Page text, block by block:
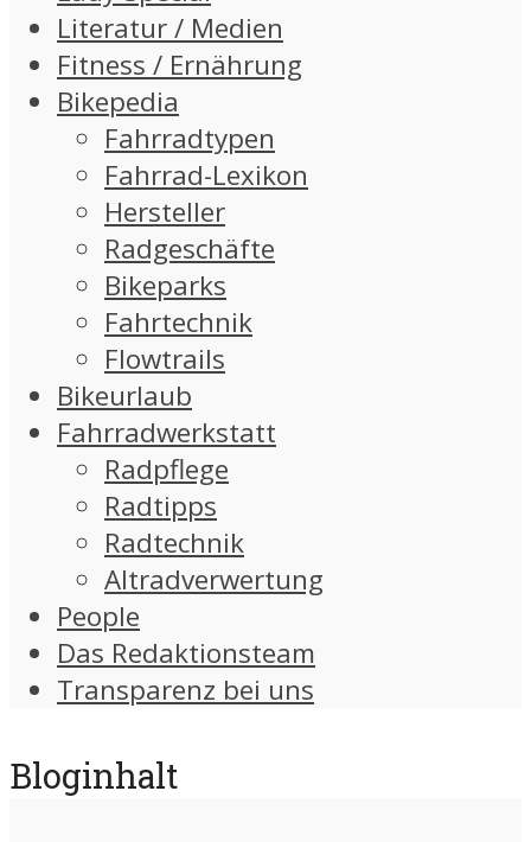
Literatur / Medien
Fitness / Ernährung
Bikepedia
Fahrradtypen
Fahrrad-Lexikon
Hersteller
Radgeschäfte
Bikeparks
Fahrtechnik
Flowtrails
Bikeurlaub
Fahrradwerkstatt
Radpflege
Radtipps
Radtechnik
Altradverwertung
People
Das Redaktionsteam
Transparenz bei uns
Bloginhalt